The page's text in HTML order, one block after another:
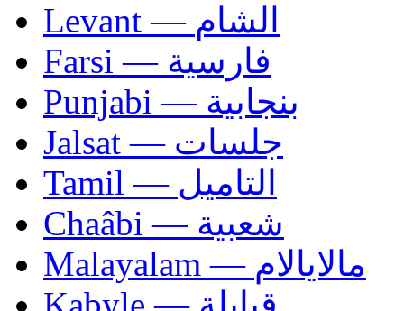
Levant — الشام
Farsi — فارسية
Punjabi — بنجابية
Jalsat — جلسات
Tamil — التاميل
Chaâbi — شعبية
Malayalam — مالايالام